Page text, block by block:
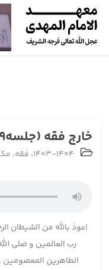
خارج فقه (جلسه79) شنبه 1404/02/13
1403-1404، فقه،
اعوذ بالله من الشیطان
رب العالمین و صلی
الطاهرین المعصومین